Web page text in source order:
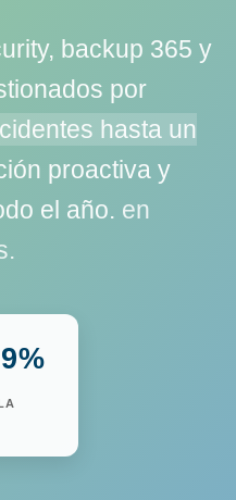
backup 365 y
por
hasta un
proactiva y
el año. en